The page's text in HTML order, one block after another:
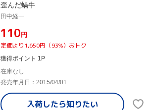
歪んだ蝸牛
田中経一
¥110円
定価より1,650円（93%）おトク
獲得ポイント 1P
在庫なし
発売年月日：2015/04/01
入荷したら知りたい